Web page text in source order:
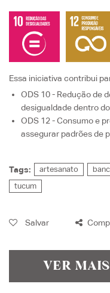
Essa iniciativa contribui
ODS 10 - Redução de
desigualdade dentro
ODS 12 - Consumo e
assegurar padrões de
Tags: artesanato
tucum
Salvar
VER MAIS